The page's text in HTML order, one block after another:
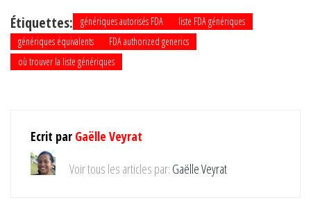
Étiquettes: génériques autorisés FDA
liste FDA génériques
génériques équivalents
FDA authorized generics
où trouver la liste génériques
Ecrit par Gaëlle Veyrat
Voir tous les articles par: Gaëlle Veyrat